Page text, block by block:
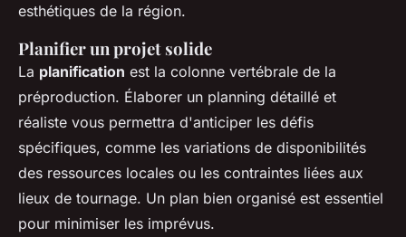
esthétiques de la région.
Planifier un projet solide
La planification est la colonne vertébrale de la
préproduction. Élaborer un planning détaillé et
réaliste vous permettra d'anticiper les défis
spécifiques, comme les variations de disponibilités
des ressources locales ou les contraintes liées aux
lieux de tournage. Un plan bien organisé est essentiel
pour minimiser les imprévus.